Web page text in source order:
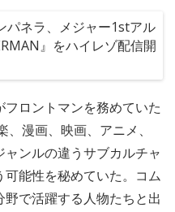
パネラ、メジャー1stアル
』をハイレゾ配信開
ロントマンを務めていた
漫画、映画、アニメ、
ンルの違うサブカルチャ
能性を秘めていた。コム
で活躍する人物たちと出